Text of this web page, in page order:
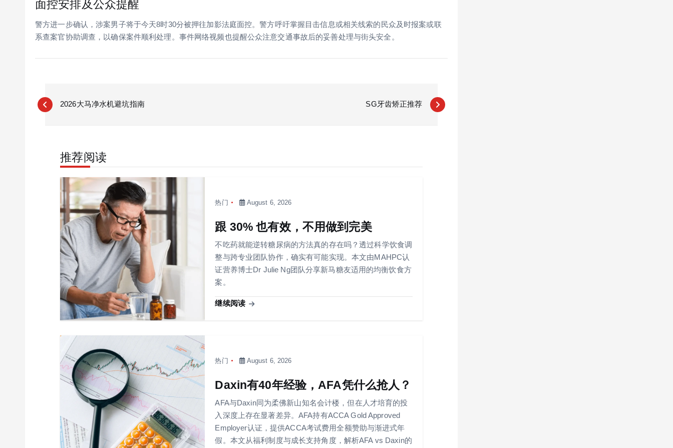
面控安排及公众提醒
警方进一步确认，涉案男子将于今天8时30分被押往加影法庭面控。警方呼吁掌握目击信息或相关线索的民众及时报案或联
系查案官协助调查，以确保案件顺利处理。事件网络视频也提醒公众注意交通事故后的妥善处理与街头安全。
o
2026大马净水机避坑指南 SG牙齿矫正推荐
推荐阅读
热门 August 6, 2026
跟 30% 也有效，不用做到完美
不吃药就能逆转糖尿病的方法真的存在吗？透过科学饮食调
整与跨专业团队协作，确实有可能实现。本文由MAHPC认
证营养博士Dr Julie Ng团队分享新马糖友适用的均衡饮食方
案。
继续阅读
热门 August 6, 2026
Daxin有40年经验，AFA凭什么抢人？
AFA与Daxin同为柔佛新山知名会计楼，但在人才培育的投
入深度上存在显著差异。AFA持有ACCA Gold Approved
Employer认证，提供ACCA考试费用全额赞助与渐进式年
假。本文从福利制度与成长支持角度，解析AFA vs Daxin的